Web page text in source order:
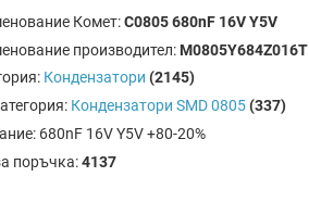
Комет:C0805 680nF 16V Y5V
производител: M0805Y684Z016T
Кондензатори (2145)
Кондензатори SMD 0805 (337)
680nF 16V Y5V +80-20%
поръчка:4137